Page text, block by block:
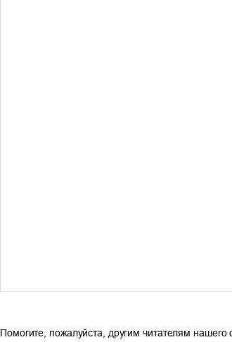
Помогите, пожалуйста, другим читателям нашего